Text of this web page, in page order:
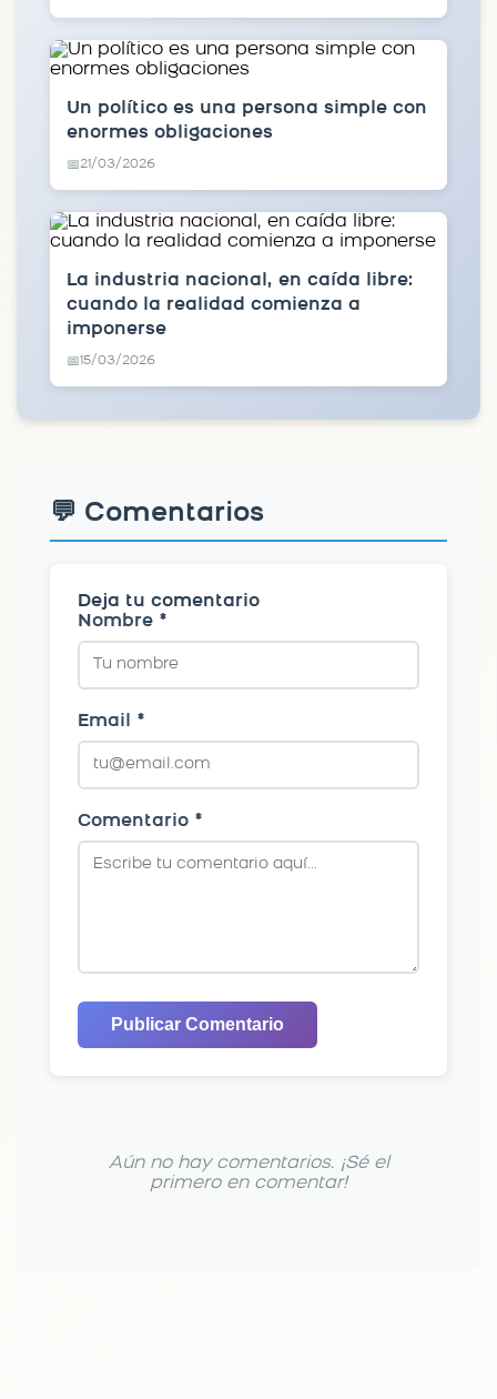
Un político es una persona simple con
enormes obligaciones
📅21/03/2026
La industria nacional, en caída libre:
cuando la realidad comienza a
imponerse
📅15/03/2026
💬 Comentarios
Deja tu comentario
Nombre *
Email *
Comentario *
Publicar Comentario
Aún no hay comentarios. ¡Sé el
primero en comentar!